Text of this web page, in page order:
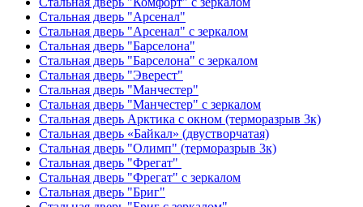
Стальная дверь "Арсенал"
Стальная дверь "Арсенал" с зеркалом
Стальная дверь "Барселона"
Стальная дверь "Барселона" с зеркалом
Стальная дверь "Эверест"
Стальная дверь "Манчестер"
Стальная дверь "Манчестер" с зеркалом
Стальная дверь Арктика с окном (терморазрыв 3к)
Стальная дверь «Байкал» (двустворчатая)
Стальная дверь "Олимп" (терморазрыв 3к)
Стальная дверь "Фрегат"
Стальная дверь "Фрегат" с зеркалом
Стальная дверь "Бриг"